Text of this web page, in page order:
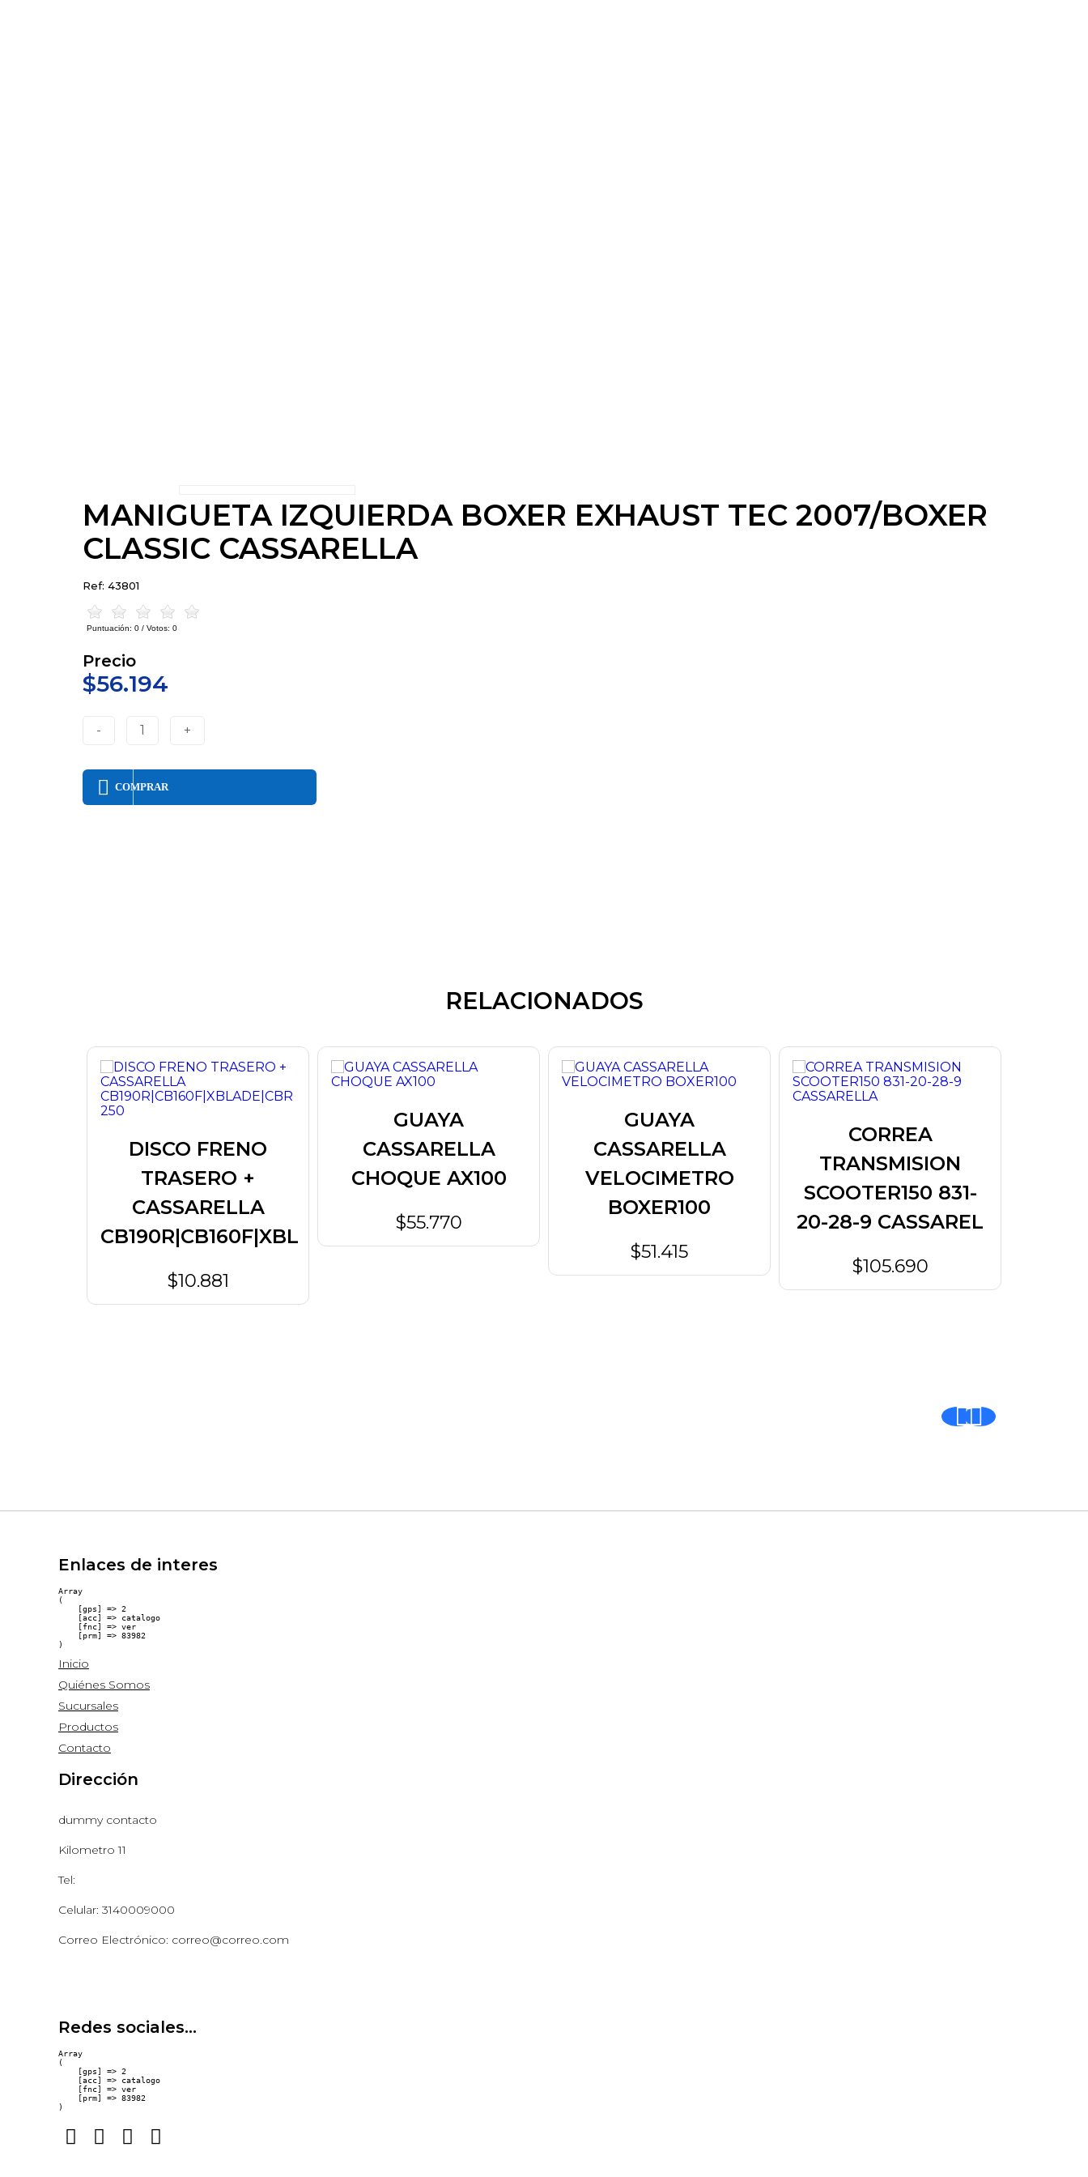
MANIGUETA IZQUIERDA BOXER EXHAUST TEC 2007/BOXER
CLASSIC CASSARELLA
Ref: 43801
Puntuación: 0 / Votos: 0
Precio
$56.194
- 1 +
COMPRAR
RELACIONADOS
DISCO FRENO
TRASERO +
CASSARELLA
CB190R|CB160F|XBL
$10.881
GUAYA
CASSARELLA
CHOQUE AX100
$55.770
GUAYA
CASSARELLA
VELOCIMETRO
BOXER100
$51.415
CORREA
TRANSMISION
SCOOTER150 831-
20-28-9 CASSAREL
$105.690
Enlaces de interes
Array
(
    [gps] => 2
    [acc] => catalogo
    [fnc] => ver
    [prm] => 83982
Inicio
Quiénes Somos
Sucursales
Productos
Contacto
Dirección
dummy contacto
Kilometro 11
Tel:
Celular: 3140009000
Correo Electrónico: correo@correo.com
Redes sociales...
Array
(
    [gps] => 2
    [acc] => catalogo
    [fnc] => ver
    [prm] => 83982